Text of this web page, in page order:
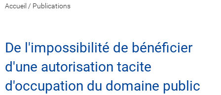
Accueil / Publications
De l'impossibilité de bénéficier
d'une autorisation tacite
d'occupation du domaine public